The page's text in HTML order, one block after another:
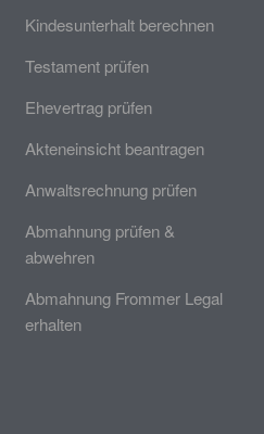
Kindesunterhalt berechnen
Testament prüfen
Ehevertrag prüfen
Akteneinsicht beantragen
Anwaltsrechnung prüfen
Abmahnung prüfen &
abwehren
Abmahnung Frommer Legal
erhalten